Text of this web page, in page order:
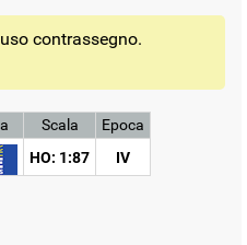
contrassegno.
Scala
HO: 1:87
Epoca
IV